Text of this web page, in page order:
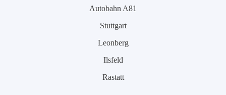
Autobahn A81
Stuttgart
Leonberg
Ilsfeld
Rastatt